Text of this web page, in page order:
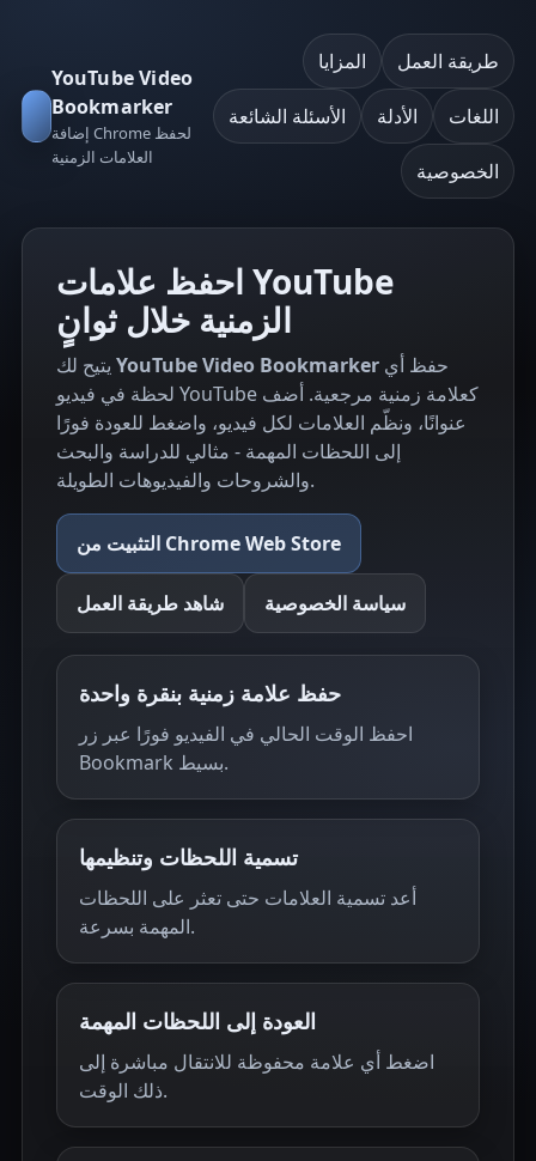
YouTube Video
Bookmarker
إضافة Chrome لحفظ
العلامات الزمنية
المزايا طريقة العمل
الأسئلة الشائعة الأدلة اللغات
الخصوصية
احفظ علامات YouTube
الزمنية خلال ثوانٍ
YouTube Video Bookmarker
لحظة في فيديو YouTube كعلامة زمنية مرجعية. أضف
عنوانًا، ونظّم العلامات لكل فيديو، واضغط للعودة فورًا
إلى اللحظات المهمة - مثالي للدراسة والبحث
والشروحات والفيديوهات الطويلة.
التثبيت من Chrome Web Store
شاهد طريقة العمل سياسة الخصوصية
حفظ علامة زمنية بنقرة واحدة
احفظ الوقت الحالي في الفيديو فورًا عبر زر
Bookmark بسيط.
تسمية اللحظات وتنظيمها
أعد تسمية العلامات حتى تعثر على اللحظات
المهمة بسرعة.
العودة إلى اللحظات المهمة
اضغط أي علامة محفوظة للانتقال مباشرة إلى
ذلك الوقت.